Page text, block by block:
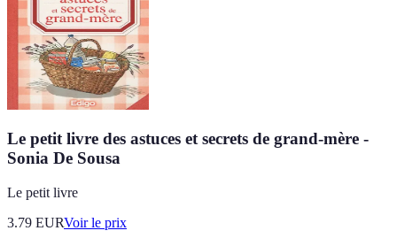
Le petit livre des astuces et secrets de grand-mère -
Sonia De Sousa
Le petit livre
3.79 EURVoir le prix